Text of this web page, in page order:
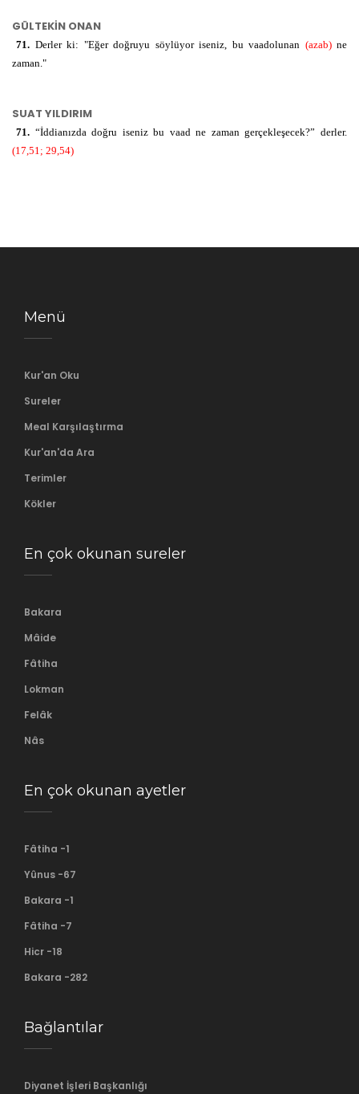
GÜLTEKİN ONAN
71. Derler ki: "Eğer doğruyu söylüyor iseniz, bu vaadolunan (azab)ne
zaman."
SUAT YILDIRIM
71. “İddianızda doğru iseniz bu vaad ne zaman gerçekleşecek?” derler.
(17,51; 29,54)
Menü
Kur'an Oku
Sureler
Meal Karşılaştırma
Kur'an'da Ara
Terimler
Kökler
En çok okunan sureler
Bakara
Mâide
Fâtiha
Lokman
Felâk
Nâs
En çok okunan ayetler
Fâtiha -1
Yûnus -67
Bakara -1
Fâtiha -7
Hicr -18
Bakara -282
Bağlantılar
Diyanet İşleri Başkanlığı